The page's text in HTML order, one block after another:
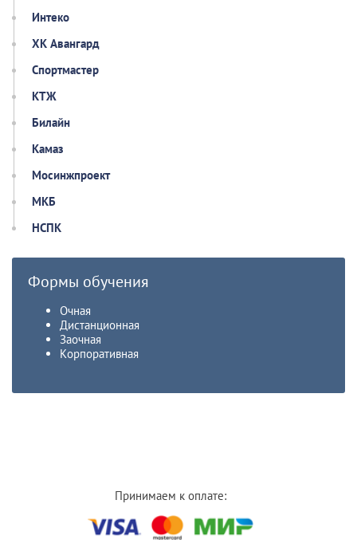
Интеко
ХК Авангард
Спортмастер
КТЖ
Билайн
Камаз
Мосинжпроект
МКБ
НСПК
Формы обучения
Очная
Дистанционная
Заочная
Корпоративная
Принимаем к оплате: